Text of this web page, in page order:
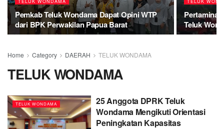
Pemkab Teluk Wondama Dapat Opini WTP
dari BPK Perwakilan Papua Barat
Pertamina
Teluk
Home Category DAERAH TELUK WONDAMA
TELUK WONDAMA
TELUK WONDAMA
25 Anggota DPRK Teluk
Wondama Mengikuti Orientasi
Peningkatan Kapasitas